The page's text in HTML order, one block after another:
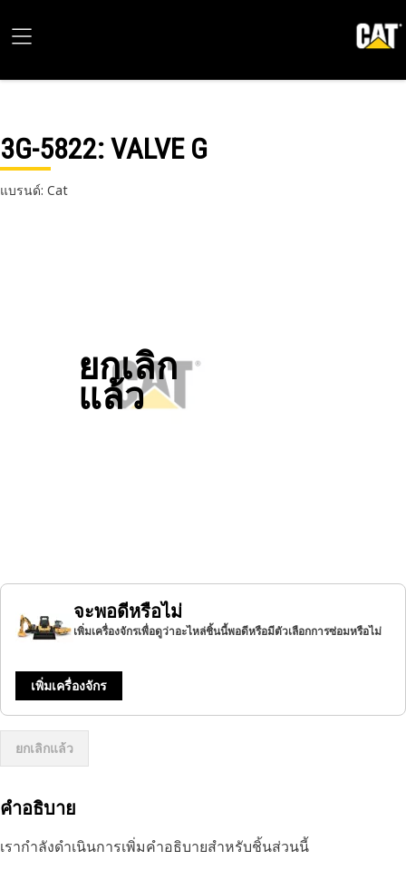
3G-5822: VALVE G
แบรนด์: Cat
ยกเลิก
แล้ว
จะพอดีหรือไม่
เพิ่มเครื่องจักรเพื่อดูว่าอะไหล่ชิ้นนี้พอดีหรือมีตัวเลือกการซ่อมหรือไม่
เพิ่มเครื่องจักร
ยกเลิกแล้ว
คำอธิบาย
เรากำลังดำเนินการเพิ่มคำอธิบายสำหรับชิ้นส่วนนี้